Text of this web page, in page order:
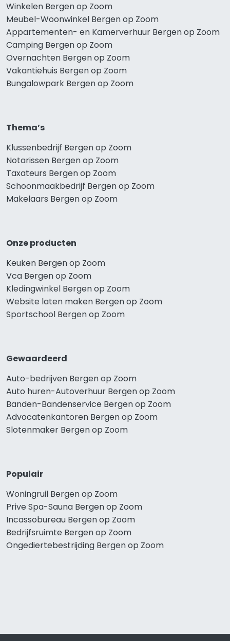
Winkelen Bergen op Zoom
Meubel-Woonwinkel Bergen op Zoom
Appartementen- en Kamerverhuur Bergen op Zoom
Camping Bergen op Zoom
Overnachten Bergen op Zoom
Vakantiehuis Bergen op Zoom
Bungalowpark Bergen op Zoom
Thema’s
Klussenbedrijf Bergen op Zoom
Notarissen Bergen op Zoom
Taxateurs Bergen op Zoom
Schoonmaakbedrijf Bergen op Zoom
Makelaars Bergen op Zoom
Onze producten
Keuken Bergen op Zoom
Vca Bergen op Zoom
Kledingwinkel Bergen op Zoom
Website laten maken Bergen op Zoom
Sportschool Bergen op Zoom
Gewaardeerd
Auto-bedrijven Bergen op Zoom
Auto huren-Autoverhuur Bergen op Zoom
Banden-Bandenservice Bergen op Zoom
Advocatenkantoren Bergen op Zoom
Slotenmaker Bergen op Zoom
Populair
Woningruil Bergen op Zoom
Prive Spa-Sauna Bergen op Zoom
Incassobureau Bergen op Zoom
Bedrijfsruimte Bergen op Zoom
Ongediertebestrijding Bergen op Zoom